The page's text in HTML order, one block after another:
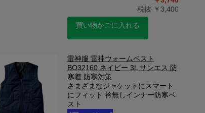
税抜 ￥3,400
買い物かごに入れる
雷神服 雷神ウォームベスト
BO32160 ネイビー 3L サンエス 防
寒着 防寒対策
さまざまなジャケットにスマート
にフィット 衿無しインナー防寒ベ
スト